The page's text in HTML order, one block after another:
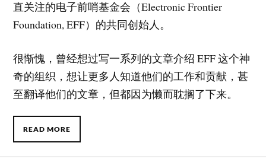
直关注的电子前哨基金会（Electronic Frontier
Foundation, EFF）的共同创始人。
很惭愧，曾经想过写一系列的文章介绍 EFF 这个神
奇的组织，想让更多人知道他们的工作和贡献，甚
至翻译他们的文章，但都因为懒而耽搁了下来。
READ MORE